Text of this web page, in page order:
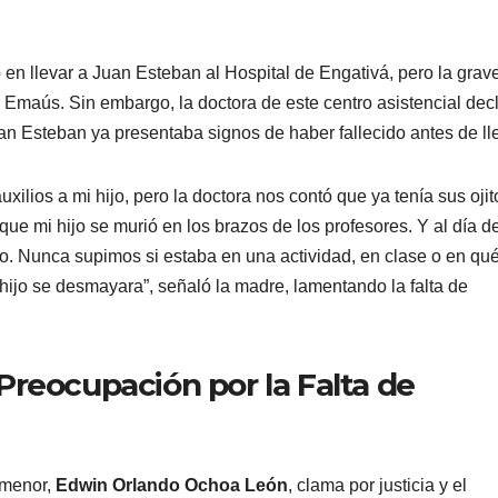
llevar a Juan Esteban al Hospital de Engativá, pero la
Sin embargo, la doctora de este centro asistencial
Esteban ya presentaba signos de haber fallecido antes de
a mi hijo, pero la doctora nos contó que ya tenía sus
mi hijo se murió en los brazos de los profesores. Y al día
Nunca supimos si estaba en una actividad, en clase o en
se desmayara”, señaló la madre, lamentando la falta de
por la Falta de
Edwin Orlando Ochoa León, clama por justicia y el